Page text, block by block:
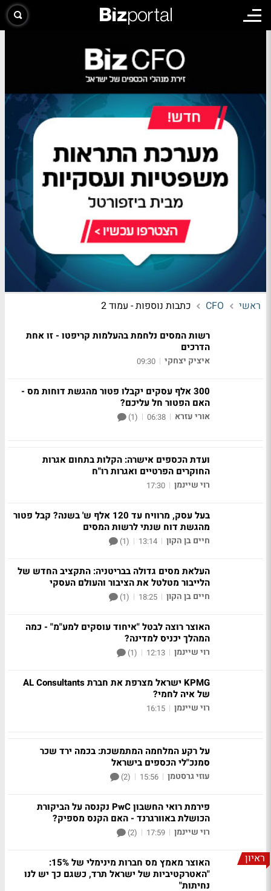
ראשי CFO כתבות נוספות - עמוד 2
רשות המסים נלחמת בהעלמות קריפטו - זו אחת
הדרכים
איציק יצחקי |
09:30
300 אלף עסקים יקבלו פטור מהגשת דוחות מס -
האם הפטור חל עליכם?
אורי עזרא |
06:38
|
(1)
ועדת הכספים אישרה: הקלות בתחום אגרות
החוקרים הפרטיים ואגרות רו"ח
רוי שיינמן |
17:30
בעל עסק, מרוויח עד 120 אלף ש' בשנה? קבל פטור
מהגשת דוח שנתי לרשות המסים
חיים בן הקון |
13:14
|
(1)
העלאת מסים גדולה בבריטניה: התקציב החדש של
הלייבור מטלטל את הציבור והעולם העסקי
חיים בן הקון |
18:25
|
(1)
האוצר רוצה לבטל "איחוד עוסקים למע"מ" - כמה
המהלך יכניס למדינה?
רוי שיינמן |
12:13
|
(1)
KPMG ישראל מצרפת את חברת AL Consultants
של איה לחמי?
רוי שיינמן |
16:15
על רקע המלחמה המתמשכת: בכמה ירד שכר
סמנכ"לי הכספים בישראל
עוזי גרסטמן |
15:56
|
(2)
פירמת רואי החשבון PwC נקנסה על הביקורת
הכושלת באוורגרנד - האם הקנס מספיק?
רוי שיינמן |
17:59
|
(2)
ראיון
האוצר מאמץ מס חברות מינימלי של 15%:
"האטרקטיביות של ישראל תרד, כשגם כך יש לנו
נחיתות"